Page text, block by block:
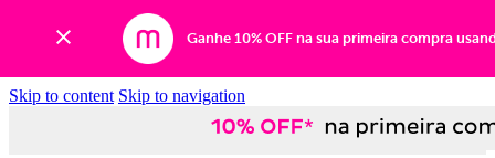
Ganhe 10% OFF na sua primeira compra
Skip to content Skip to navigation